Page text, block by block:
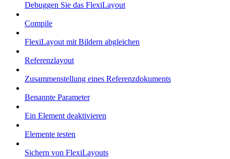
Debuggen Sie das FlexiLayout
Compile
FlexiLayout mit Bildern abgleichen
Referenzlayout
Zusammenstellung eines Referenzdokuments
Benannte Parameter
Ein Element deaktivieren
Elemente testen
Sichern von FlexiLayouts